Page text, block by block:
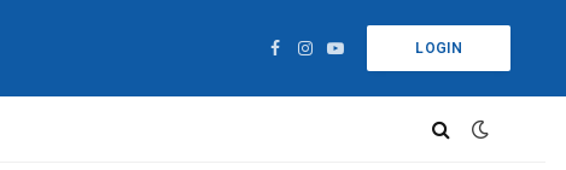
Facebook
Instagram
YouTube
LOGIN